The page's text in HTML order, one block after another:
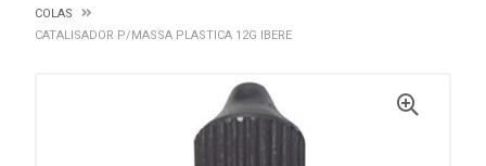
COLAS
CATALISADOR P/MASSA PLASTICA 12G IBERE